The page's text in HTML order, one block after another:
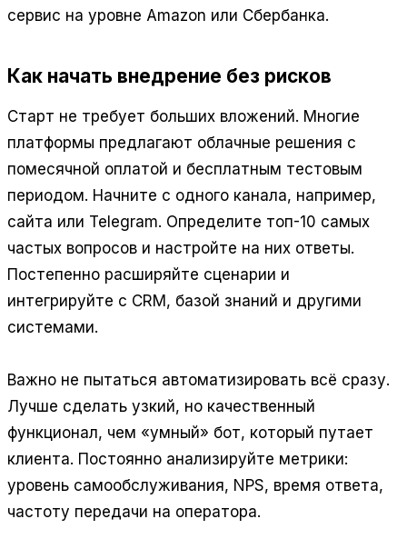
сервис на уровне Amazon или Сбербанка.
Как начать внедрение без рисков
Старт не требует больших вложений. Многие
платформы предлагают облачные решения с
помесячной оплатой и бесплатным тестовым
периодом. Начните с одного канала, например,
сайта или Telegram. Определите топ-10 самых
частых вопросов и настройте на них ответы.
Постепенно расширяйте сценарии и
интегрируйте с CRM, базой знаний и другими
системами.
Важно не пытаться автоматизировать всё сразу.
Лучше сделать узкий, но качественный
функционал, чем «умный» бот, который путает
клиента. Постоянно анализируйте метрики:
уровень самообслуживания, NPS, время ответа,
частоту передачи на оператора.